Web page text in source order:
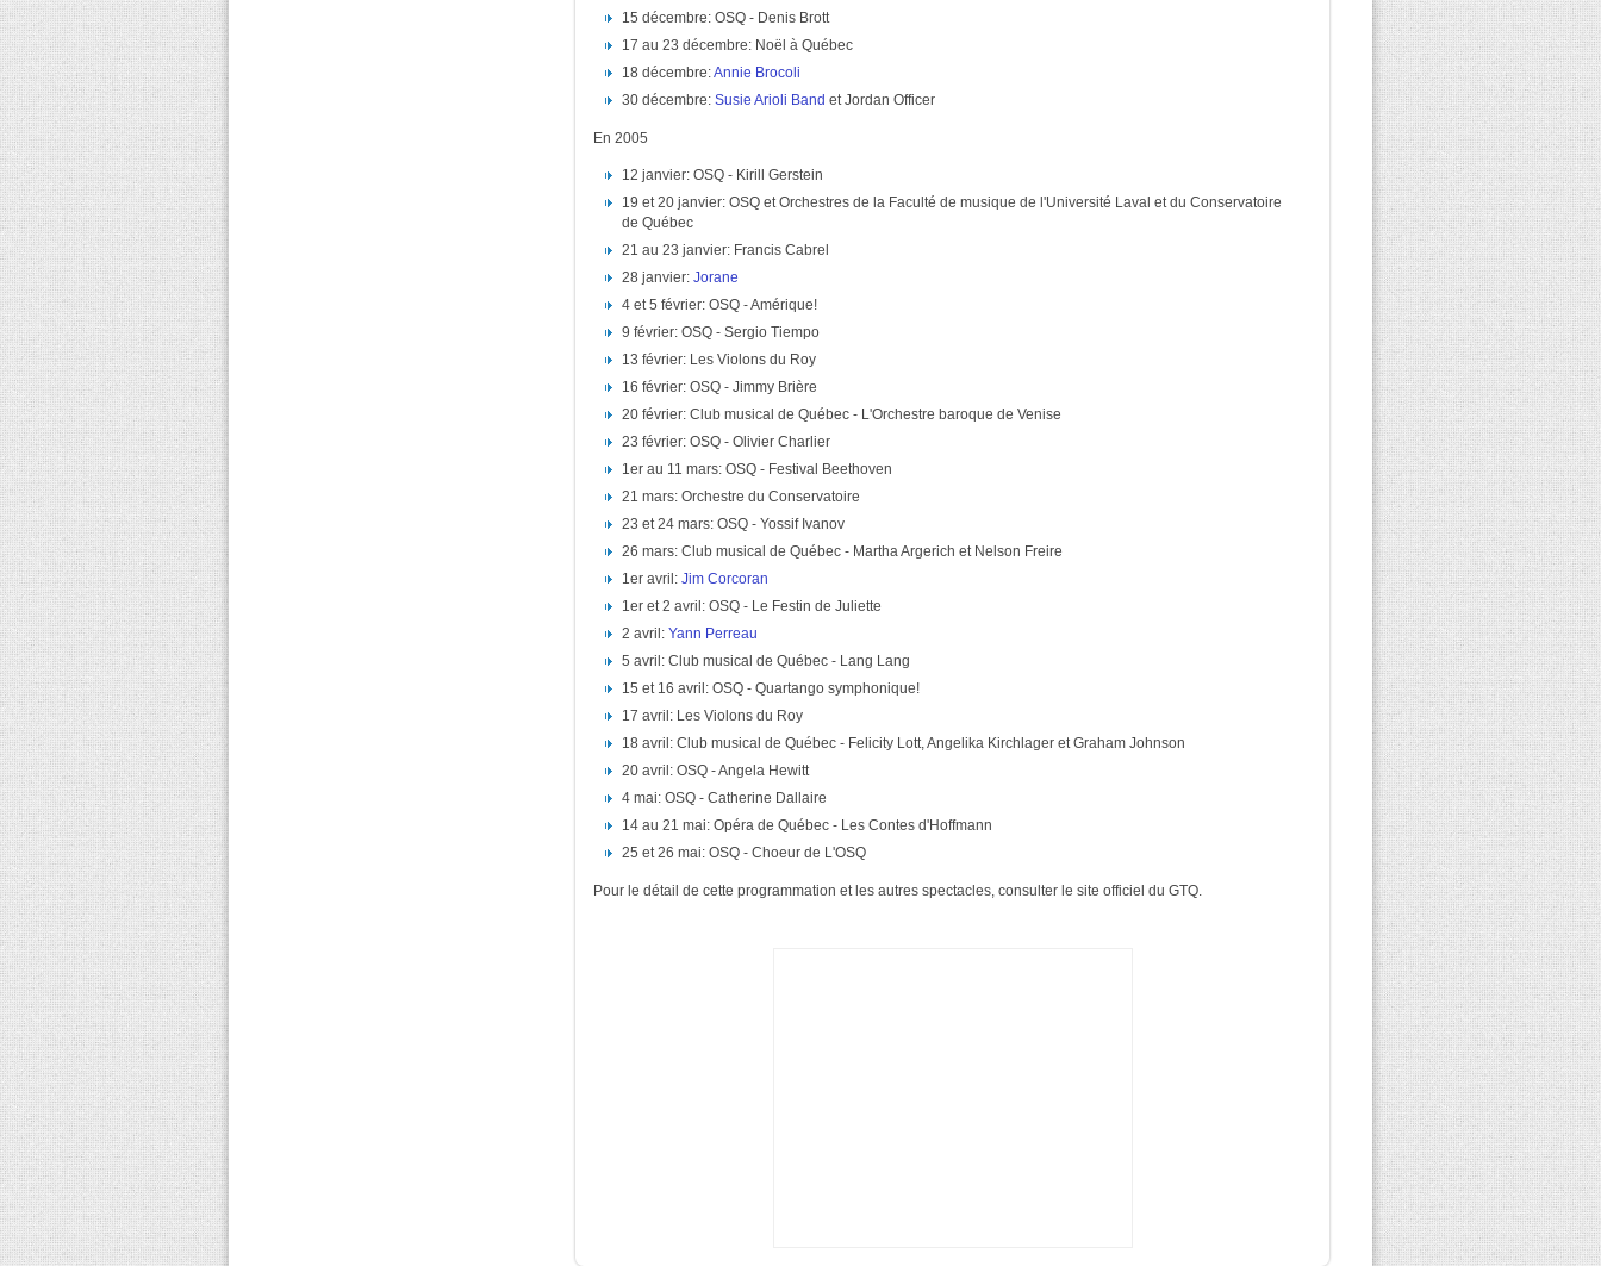
15 décembre: OSQ - Denis Brott
17 au 23 décembre: Noël à Québec
18 décembre:Annie Brocoli
30 décembre: Susie Arioli Band et Jordan Officer
En 2005
12 janvier: OSQ - Kirill Gerstein
19 et 20 janvier: OSQ et Orchestres de la Faculté de musique de l'Université Laval et du Conservatoire
de Québec
21 au 23 janvier: Francis Cabrel
28 janvier: Jorane
4 et 5 février: OSQ - Amérique!
9 février: OSQ - Sergio Tiempo
13 février: Les Violons du Roy
16 février: OSQ - Jimmy Brière
20 février: Club musical de Québec - L'Orchestre baroque de Venise
23 février: OSQ - Olivier Charlier
1er au 11 mars: OSQ - Festival Beethoven
21 mars: Orchestre du Conservatoire
23 et 24 mars: OSQ - Yossif Ivanov
26 mars: Club musical de Québec - Martha Argerich et Nelson Freire
1er avril: Jim Corcoran
1er et 2 avril: OSQ - Le Festin de Juliette
2 avril: Yann Perreau
5 avril: Club musical de Québec - Lang Lang
15 et 16 avril: OSQ - Quartango symphonique!
17 avril: Les Violons du Roy
18 avril: Club musical de Québec - Felicity Lott, Angelika Kirchlager et Graham Johnson
20 avril: OSQ - Angela Hewitt
4 mai: OSQ - Catherine Dallaire
14 au 21 mai: Opéra de Québec - Les Contes d'Hoffmann
25 et 26 mai: OSQ - Choeur de L'OSQ
Pour le détail de cette programmation et les autres spectacles, consulter le site officiel du GTQ.